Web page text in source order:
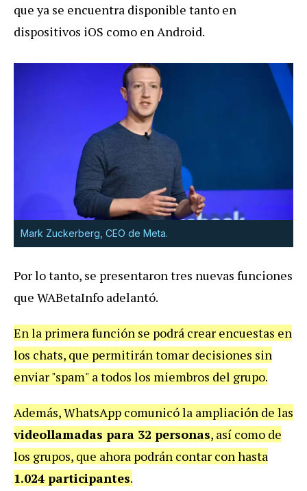
que ya se encuentra disponible tanto en
dispositivos iOS como en Android.
Mark Zuckerberg, CEO de Meta.
Por lo tanto, se presentaron tres nuevas funciones
que WABetaInfo adelantó.
En la primera función se podrá crear encuestas en
los chats, que permitirán tomar decisiones sin
enviar "spam" a todos los miembros del grupo.
Además, WhatsApp comunicó la ampliación de las
videollamadas para 32 personas, así como de
los grupos, que ahora podrán contar con hasta
1.024 participantes.